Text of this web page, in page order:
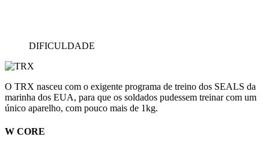
DIFICULDADE
O TRX nasceu com o exigente programa de treino dos SEALS da
marinha dos EUA, para que os soldados pudessem treinar com um
único aparelho, com pouco mais de 1kg.
W CORE